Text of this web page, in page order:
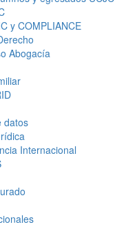
y COMPLIANCE
Abogacía
datos
Internacional